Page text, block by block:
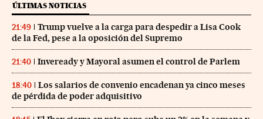
ÚLTIMAS NOTICIAS
21:49
Trump vuelve a la carga para despedir a Lisa Cook
de la Fed, pese a la oposición del Supremo
21:40 Inveready y Mayoral asumen el control de Parlem
18:40
Los salarios de convenio encadenan ya cinco meses
de pérdida de poder adquisitivo